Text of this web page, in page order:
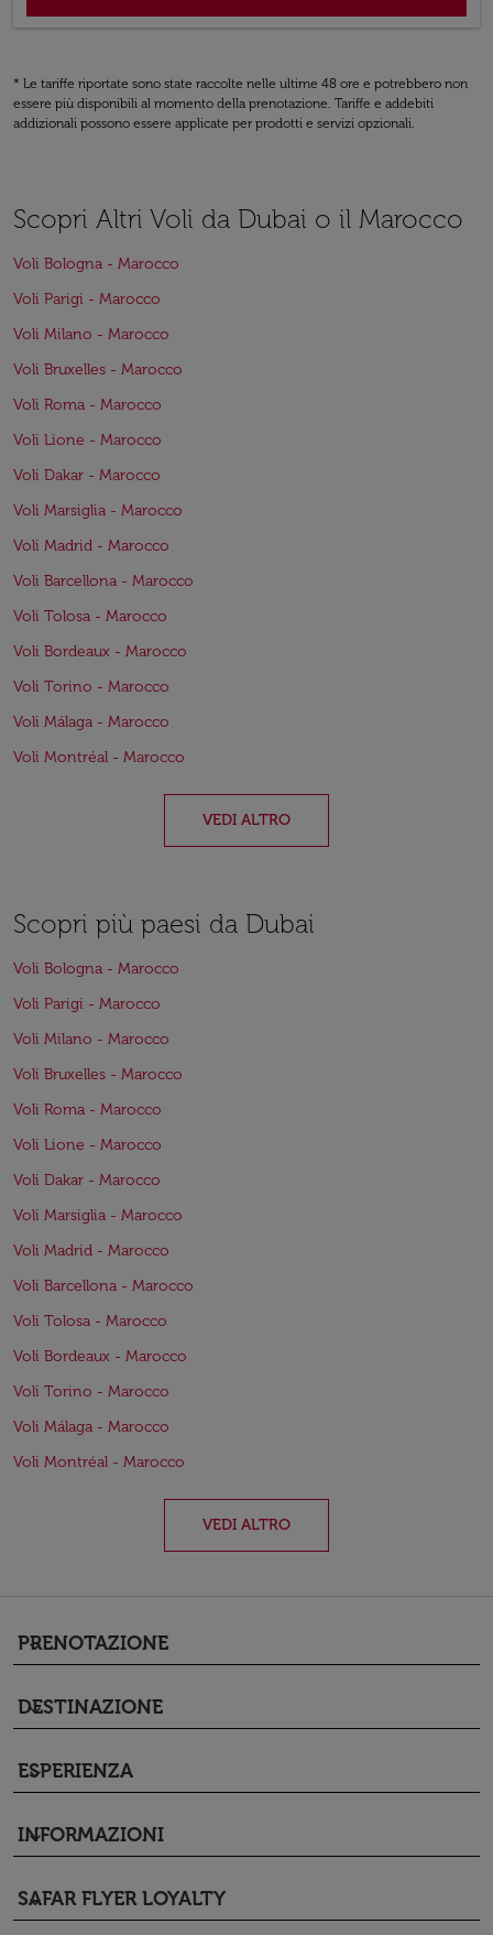
* Le tariffe riportate sono state raccolte nelle ultime 48 ore e potrebbero non
essere più disponibili al momento della prenotazione. Tariffe e addebiti
addizionali possono essere applicate per prodotti e servizi opzionali.
Scopri Altri Voli da Dubai o il Marocco
Voli Bologna - Marocco
Voli Parigi - Marocco
Voli Milano - Marocco
Voli Bruxelles - Marocco
Voli Roma - Marocco
Voli Lione - Marocco
Voli Dakar - Marocco
Voli Marsiglia - Marocco
Voli Madrid - Marocco
Voli Barcellona - Marocco
Voli Tolosa - Marocco
Voli Bordeaux - Marocco
Voli Torino - Marocco
Voli Málaga - Marocco
Voli Montréal - Marocco
VEDI ALTRO
Scopri più paesi da Dubai
Voli Bologna - Marocco
Voli Parigi - Marocco
Voli Milano - Marocco
Voli Bruxelles - Marocco
Voli Roma - Marocco
Voli Lione - Marocco
Voli Dakar - Marocco
Voli Marsiglia - Marocco
Voli Madrid - Marocco
Voli Barcellona - Marocco
Voli Tolosa - Marocco
Voli Bordeaux - Marocco
Voli Torino - Marocco
Voli Málaga - Marocco
Voli Montréal - Marocco
VEDI ALTRO
PRENOTAZIONE
keyboard_arrow_down
DESTINAZIONE
keyboard_arrow_down
ESPERIENZA
keyboard_arrow_down
INFORMAZIONI
keyboard_arrow_down
SAFAR FLYER LOYALTY
keyboard_arrow_down